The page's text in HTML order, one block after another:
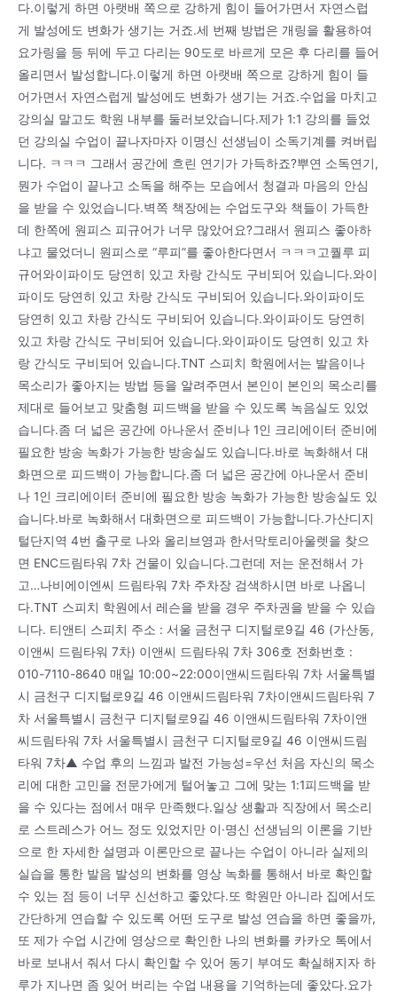
다.이렇게 하면 아랫배 쪽으로 강하게 힘이 들어가면서 자연스럽
게 발성에도 변화가 생기는 거죠.세 번째 방법은 개링을 활용하여
요가링을 등 뒤에 두고 다리는 90도로 바르게 모은 후 다리를 들어
올리면서 발성합니다.이렇게 하면 아랫배 쪽으로 강하게 힘이 들
어가면서 자연스럽게 발성에도 변화가 생기는 거죠.수업을 마치고
강의실 말고도 학원 내부를 둘러보았습니다.제가 1:1 강의를 들었
던 강의실 수업이 끝나자마자 이명신 선생님이 소독기계를 켜버립
니다. ㅋㅋㅋ 그래서 공간에 흐린 연기가 가득하죠?뿌연 소독연기,
뭔가 수업이 끝나고 소독을 해주는 모습에서 청결과 마음의 안심
을 받을 수 있었습니다.벽쪽 책장에는 수업도구와 책들이 가득한
데 한쪽에 원피스 피규어가 너무 많았어요?그래서 원피스 좋아하
냐고 물었더니 원피스로 “루피”를 좋아한다면서 ㅋㅋㅋ고퀄루 피
규어와이파이도 당연히 있고 차랑 간식도 구비되어 있습니다.와이
파이도 당연히 있고 차랑 간식도 구비되어 있습니다.와이파이도
당연히 있고 차랑 간식도 구비되어 있습니다.와이파이도 당연히
있고 차랑 간식도 구비되어 있습니다.와이파이도 당연히 있고 차
랑 간식도 구비되어 있습니다.TNT 스피치 학원에서는 발음이나
목소리가 좋아지는 방법 등을 알려주면서 본인이 본인의 목소리를
제대로 들어보고 맞춤형 피드백을 받을 수 있도록 녹음실도 있었
습니다.좀 더 넓은 공간에 아나운서 준비나 1인 크리에이터 준비에
필요한 방송 녹화가 가능한 방송실도 있습니다.바로 녹화해서 대
화면으로 피드백이 가능합니다.좀 더 넓은 공간에 아나운서 준비
나 1인 크리에이터 준비에 필요한 방송 녹화가 가능한 방송실도 있
습니다.바로 녹화해서 대화면으로 피드백이 가능합니다.가산디지
털단지역 4번 출구로 나와 올리브영과 한서막토리아울렛을 찾으
면 ENC드림타워 7차 건물이 있습니다.그런데 저는 운전해서 가
고…나비에이엔씨 드림타워 7차 주차장 검색하시면 바로 나옵니
다.TNT 스피치 학원에서 레슨을 받을 경우 주차권을 받을 수 있습
니다. 티앤티 스피치 주소 : 서울 금천구 디지털로9길 46 (가산동,
이앤씨 드림타워 7차) 이앤씨 드림타워 7차 306호 전화번호 :
010-7110-8640 매일 10:00~22:00이앤씨드림타워 7차 서울특별
시 금천구 디지털로9길 46 이앤씨드림타워 7차이앤씨드림타워 7
차 서울특별시 금천구 디지털로9길 46 이앤씨드림타워 7차이앤
씨드림타워 7차 서울특별시 금천구 디지털로9길 46 이앤씨드림
타워 7차▲ 수업 후의 느낌과 발전 가능성=우선 처음 자신의 목소
리에 대한 고민을 전문가에게 털어놓고 그에 맞는 1:1피드백을 받
을 수 있다는 점에서 매우 만족했다.일상 생활과 직장에서 목소리
로 스트레스가 어느 정도 있었지만 이·명신 선생님의 이론을 기반
으로 한 자세한 설명과 이론만으로 끝나는 수업이 아니라 실제의
실습을 통한 발음 발성의 변화를 영상 녹화를 통해서 바로 확인할
수 있는 점 등이 너무 신선하고 좋았다.또 학원만 아니라 집에서도
간단하게 연습할 수 있도록 어떤 도구로 발성 연습을 하면 좋을까,
또 제가 수업 시간에 영상으로 확인한 나의 변화를 카카오 톡에서
바로 보내서 줘서 다시 확인할 수 있어 동기 부여도 확실해지자 하
루가 지나면 좀 잊어 버리는 수업 내용을 기억하는데 좋았다.요가